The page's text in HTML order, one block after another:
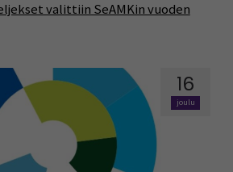
valittiin SeAMKin vuoden
16
joulu